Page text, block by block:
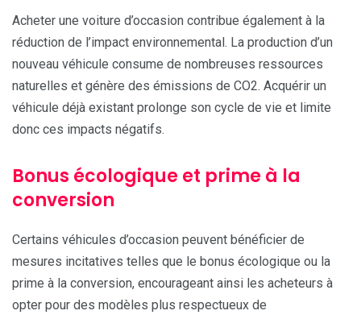
Acheter une voiture d’occasion contribue également à la
réduction de l’impact environnemental. La production d’un
nouveau véhicule consume de nombreuses ressources
naturelles et génère des émissions de CO2. Acquérir un
véhicule déjà existant prolonge son cycle de vie et limite
donc ces impacts négatifs.
Bonus écologique et prime à la
conversion
Certains véhicules d’occasion peuvent bénéficier de
mesures incitatives telles que le bonus écologique ou la
prime à la conversion, encourageant ainsi les acheteurs à
opter pour des modèles plus respectueux de